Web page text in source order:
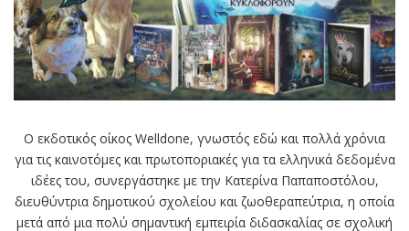
Ο εκδοτικός οίκος Welldone, γνωστός εδώ και πολλά χρόνια
για τις καινοτόμες και πρωτοποριακές για τα ελληνικά δεδομένα
ιδέες του, συνεργάστηκε με την Κατερίνα Παπαποστόλου,
διευθύντρια δημοτικού σχολείου και ζωοθεραπεύτρια, η οποία
μετά από μια πολύ σημαντική εμπειρία διδασκαλίας σε σχολική